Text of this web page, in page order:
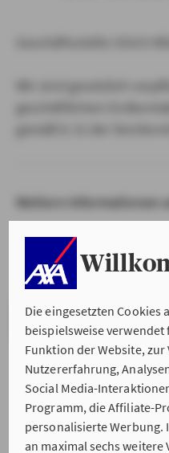
Die eingesetzten Cookies
beispielsweise
Funktion der Website, zur
Nutzererfahrung,
Social Media-
Programm, die Affiliate-
personalisierte Werbung.
an maximal sechs
Weitere Informationen